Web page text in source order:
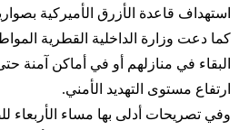
استهداف قاعدة الأزرق الأميركية
كما دعت وزارة الداخلية القطرية
البقاء في منازلهم أو في أماكن آمنة
ارتفاع مستوى التهديد الأمني.
وفي تصريحات أدلى بها مساء الأربعاء